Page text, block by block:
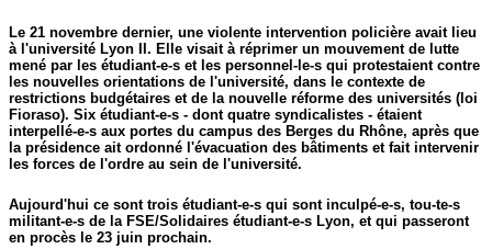
Le 21 novembre dernier, une violente intervention policière avait lieu
à l'université Lyon II. Elle visait à réprimer un mouvement de lutte
mené par les étudiant-e-s et les personnel-le-s qui protestaient contre
les nouvelles orientations de l'université, dans le contexte de
restrictions budgétaires et de la nouvelle réforme des universités (loi
Fioraso). Six étudiant-e-s - dont quatre syndicalistes - étaient
interpellé-e-s aux portes du campus des Berges du Rhône, après que
la présidence ait ordonné l'évacuation des bâtiments et fait intervenir
les forces de l'ordre au sein de l'université.
Aujourd'hui ce sont trois étudiant-e-s qui sont inculpé-e-s, tou-te-s
militant-e-s de la FSE/Solidaires étudiant-e-s Lyon, et qui passeront
en procès le 23 juin prochain.